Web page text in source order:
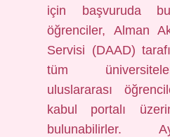
için başvuruda
öğrenciler, Alman
Servisi (DAAD)
tüm
uluslararası
kabul portalı
bulunabilirler.